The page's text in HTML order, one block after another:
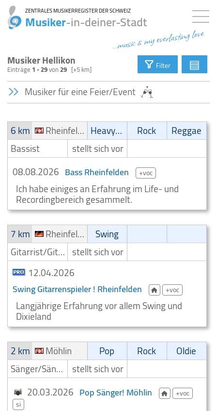
ZENTRALES MUSIKERREGISTER DER SCHWEIZ
Musiker-in-deiner-Stadt
...music is my everlasting love
Musiker Hellikon
Einträge 1 - 29von29 [+5 km] Filter ▤
Musiker für eine Feier/Event
6 km Rheinfelden Heavy-Metal Rock
Reggae
Bassist
stellt sich vor
08.08.2026 Bass Rheinfelden +voc
Ich habe einiges an Erfahrung im Life- und
Recordingbereich gesammelt.
7 km
Rheinfelden
Swing
Gitarrist/Gitarrenspieler stellt sich vor
12.04.2026
Swing Gitarrenspieler ! Rheinfelden +voc
Langjährige Erfahrung vor allem Swing und
Dixieland
2 km
Möhlin Pop Rock
Oldie
Sänger/Sängerin stellt sich vor
20.03.2026 Pop Sänger! Möhlin
+voc
si